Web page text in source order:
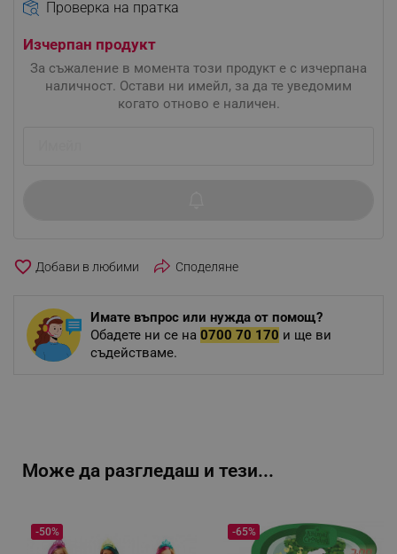
Проверка на пратка
Изчерпан продукт
За съжаление в момента този продукт е с изчерпана
наличност. Остави ни имейл, за да те уведомим
когато отново е наличен.
favorite_border Споделяне
Имате въпрос или нужда от помощ?
Обадете ни се на 0700 70 170 и ще ви
съдействаме.
Може да разгледаш и тези...
-50% -65%